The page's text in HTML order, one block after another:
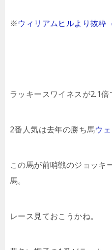
※ウィリアムヒルより抜粋
ラッキースワイネスが2.1倍
2番人気は去年の勝ち馬ウ
この馬が前哨戦のジョッキ
馬。
レース見ておこうかね。